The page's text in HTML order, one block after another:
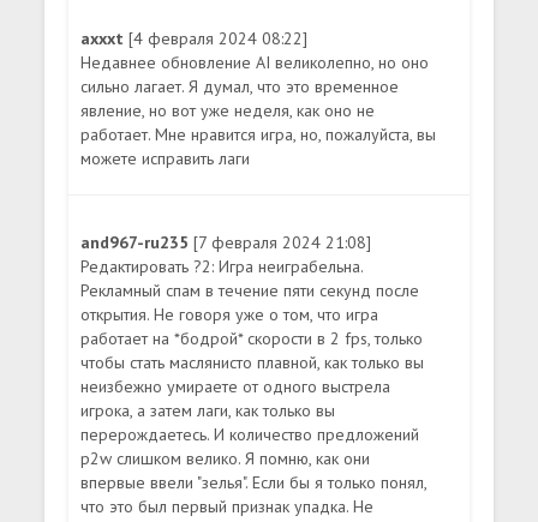
axxxt[4 февраля 2024 08:22]
Недавнее обновление AI великолепно, но оно
сильно лагает. Я думал, что это временное
явление, но вот уже неделя, как оно не
работает. Мне нравится игра, но, пожалуйста, вы
можете исправить лаги
and967-ru235[7 февраля 2024 21:08]
Редактировать ?2: Игра неиграбельна.
Рекламный спам в течение пяти секунд после
открытия. Не говоря уже о том, что игра
работает на *бодрой* скорости в 2 fps, только
чтобы стать маслянисто плавной, как только вы
неизбежно умираете от одного выстрела
игрока, а затем лаги, как только вы
перерождаетесь. И количество предложений
p2w слишком велико. Я помню, как они
впервые ввели "зелья". Если бы я только понял,
что это был первый признак упадка. Не